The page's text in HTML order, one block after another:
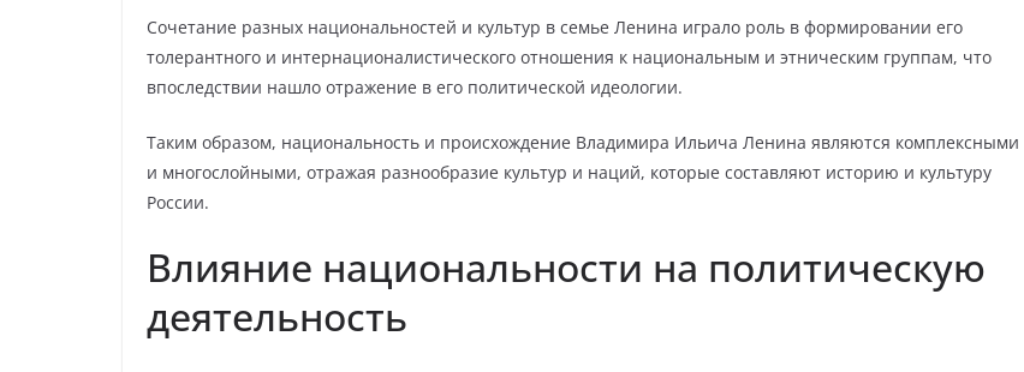
Сочетание разных национальностей и культур в семье Ленина играло роль в формировании его
толерантного и интернационалистического отношения к национальным и этническим группам, что
впоследствии нашло отражение в его политической идеологии.
Таким образом, национальность и происхождение Владимира Ильича Ленина являются комплексными
и многослойными, отражая разнообразие культур и наций, которые составляют историю и культуру
России.
Влияние национальности на политическую
деятельность